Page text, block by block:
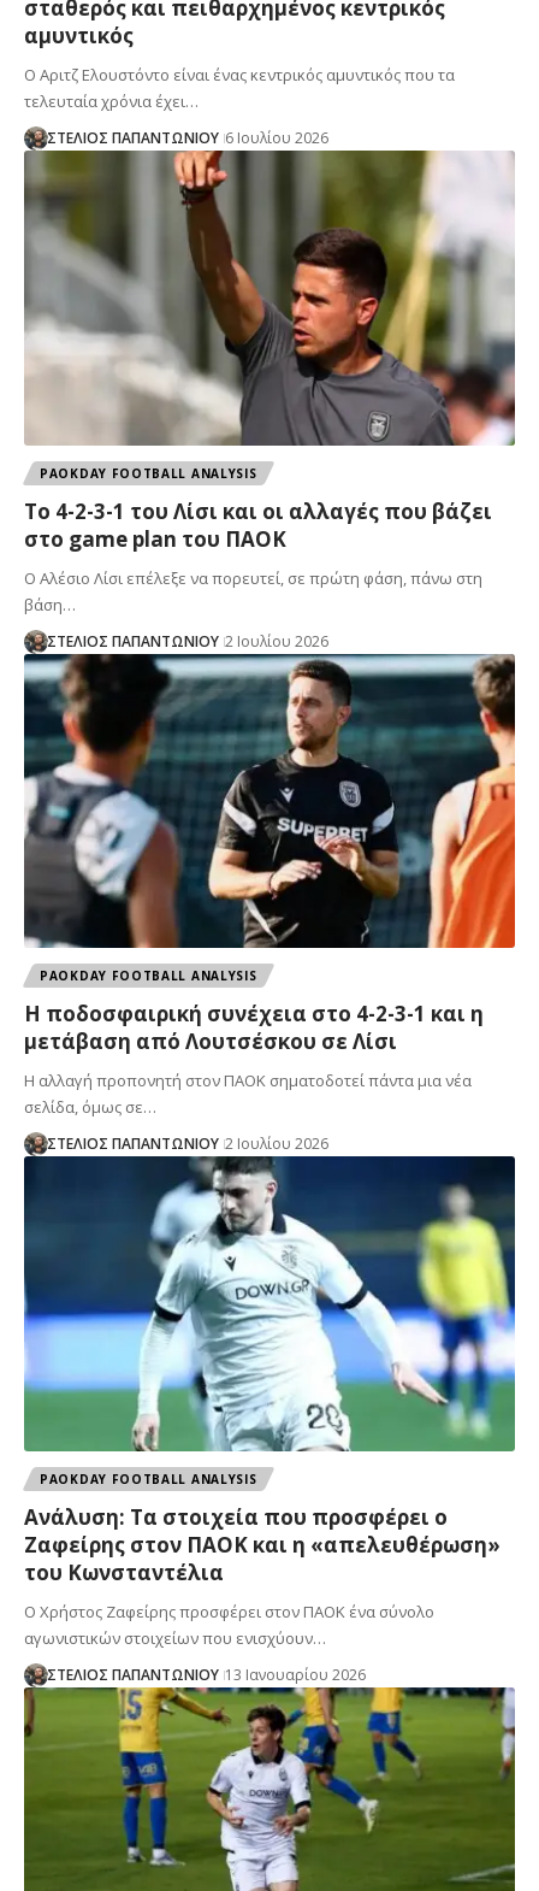
σταθερός και πειθαρχημένος κεντρικός
αμυντικός
Ο Αριτζ Ελουστόντο είναι ένας κεντρικός αμυντικός που τα
τελευταία χρόνια έχει…
ΣΤΕΛΙΟΣ ΠΑΠΑΝΤΩΝΙΟΥ 6 Ιουλίου 2026
PAOKDAY FOOTBALL ANALYSIS
Το 4-2-3-1 του Λίσι και οι αλλαγές που βάζει
στο game plan του ΠΑΟΚ
Ο Αλέσιο Λίσι επέλεξε να πορευτεί, σε πρώτη φάση, πάνω στη
βάση…
ΣΤΕΛΙΟΣ ΠΑΠΑΝΤΩΝΙΟΥ 2 Ιουλίου 2026
PAOKDAY FOOTBALL ANALYSIS
Η ποδοσφαιρική συνέχεια στο 4-2-3-1 και η
μετάβαση από Λουτσέσκου σε Λίσι
Η αλλαγή προπονητή στον ΠΑΟΚ σηματοδοτεί πάντα μια νέα
σελίδα, όμως σε…
ΣΤΕΛΙΟΣ ΠΑΠΑΝΤΩΝΙΟΥ 2 Ιουλίου 2026
PAOKDAY FOOTBALL ANALYSIS
Ανάλυση: Τα στοιχεία που προσφέρει ο
Ζαφείρης στον ΠΑΟΚ και η «απελευθέρωση»
του Κωνσταντέλια
Ο Χρήστος Ζαφείρης προσφέρει στον ΠΑΟΚ ένα σύνολο
αγωνιστικών στοιχείων που ενισχύουν…
ΣΤΕΛΙΟΣ ΠΑΠΑΝΤΩΝΙΟΥ 13 Ιανουαρίου 2026